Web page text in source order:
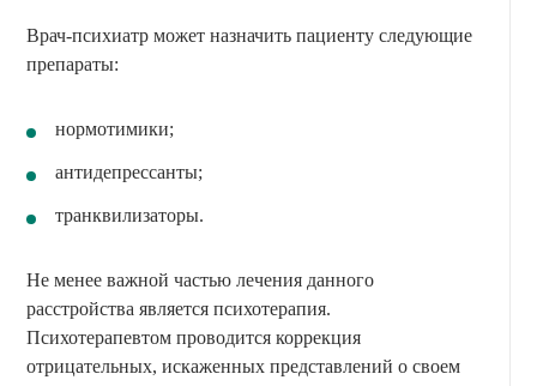
Врач-психиатр может назначить пациенту следующие
препараты:
нормотимики;
антидепрессанты;
транквилизаторы.
Не менее важной частью лечения данного
расстройства является психотерапия.
Психотерапевтом проводится коррекция
отрицательных, искаженных представлений о своем